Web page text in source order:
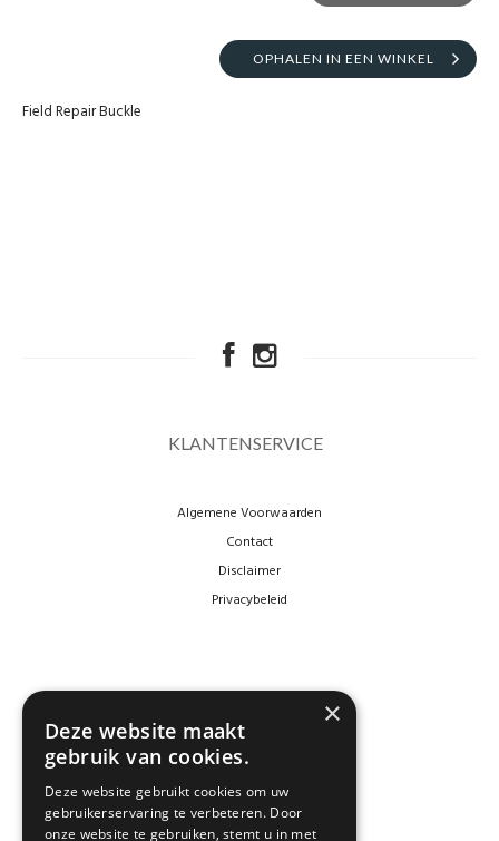
OPHALEN IN EEN WINKEL
Field Repair Buckle
KLANTENSERVICE
Algemene Voorwaarden
Contact
Disclaimer
Privacybeleid
NEWSLETTER
×
Deze website maakt
gebruik van cookies.
Deze website gebruikt cookies om uw
gebruikerservaring te verbeteren. Door
onze website te gebruiken, stemt u in met